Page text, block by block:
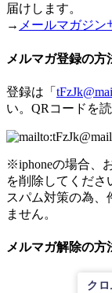
届けします。
→ メールマガジ
メルマガ登録の方
登録は「
い。QRコードを
※iphoneの場合、
を削除してくださ
スパム対策の為、
ません。
メルマガ解除の方
ク